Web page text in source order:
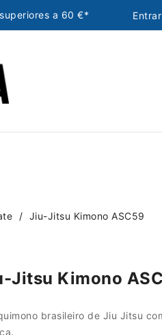
a 60 €*
Jiu-Jitsu Kimono ASC59
Jitsu Kimono
brasileiro de Jiu Jitsu